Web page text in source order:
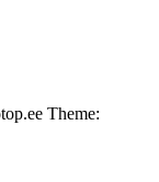
Theme: